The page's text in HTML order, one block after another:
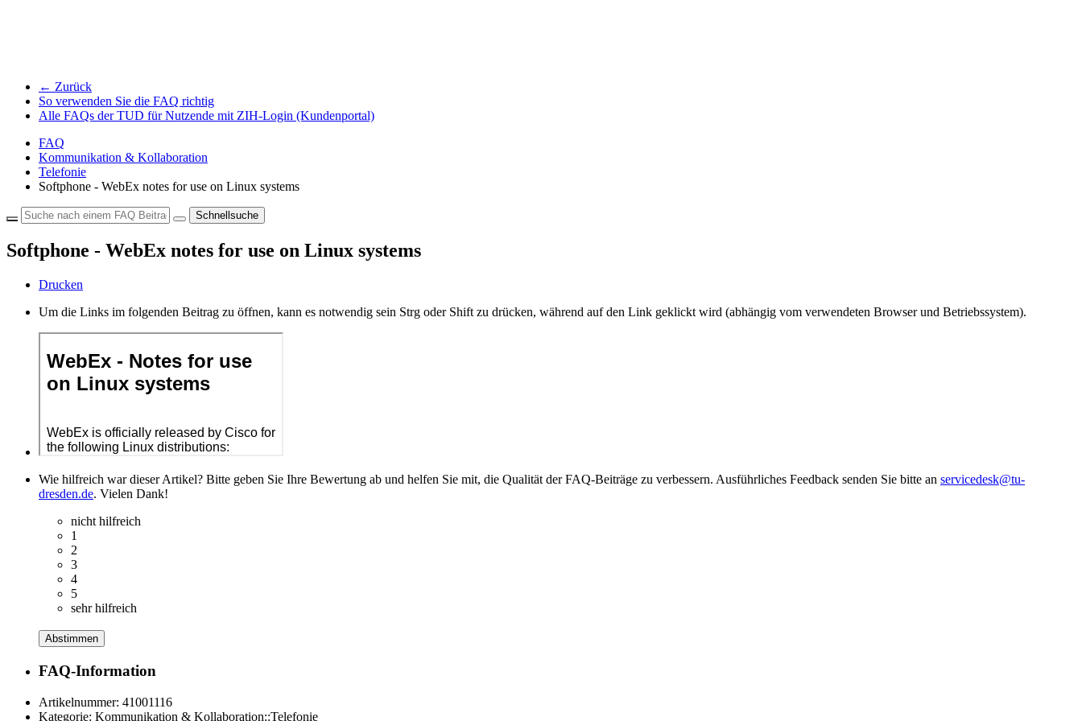
← Zurück
So verwenden Sie die FAQ richtig
Alle FAQs der TUD für Nutzende mit ZIH-Login (Kundenportal)
FAQ
Kommunikation & Kollaboration
Telefonie
Softphone - WebEx notes for use on Linux systems
Schnellsuche
Softphone - WebEx notes for use on Linux systems
Drucken
Um die Links im folgenden Beitrag zu öffnen, kann es notwendig sein Strg oder Shift zu drücken, während auf den Link geklickt wird (abhängig vom verwendeten Browser und Betriebssystem).
Wie hilfreich war dieser Artikel? Bitte geben Sie Ihre Bewertung ab und helfen Sie mit, die Qualität der FAQ-Beiträge zu verbessern. Ausführliches Feedback senden Sie bitte an servicedesk@tu-
dresden.de. Vielen Dank!
nicht hilfreich
1
2
3
4
5
sehr hilfreich
Abstimmen
FAQ-Information
Artikelnummer: 41001116
Kategorie: Kommunikation & Kollaboration::Telefonie